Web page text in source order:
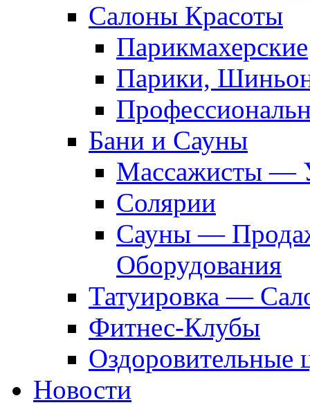
Салоны Красоты
Парикмахерские
Парики,
Бани и Сауны
Массажисты —
Солярии
Сауны —
Оборудования
Татуировка —
Фитнес-Клубы
Оздоровительные
Новости